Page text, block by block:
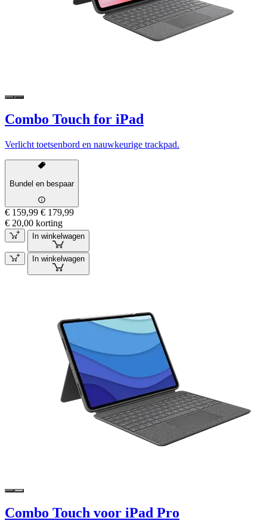
Combo Touch for iPad
Verlicht toetsenbord en nauwkeurige trackpad.
Bundel en bespaar
€ 159,99 € 179,99
€ 20,00 korting
In winkelwagen
In winkelwagen
Combo Touch voor iPad Pro